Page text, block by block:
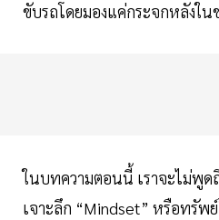
ขับรถโดยมองแค่กระจกหลังใ
ในบทความตอนนี้ เราจะไม่พูด
เจาะลึก “Mindset” หรือทรัพ